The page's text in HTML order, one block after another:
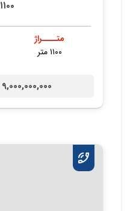
۱۱۰۰ متری
متــــراژ
۱۱۰۰ متر
9,000,000,000 تومان /